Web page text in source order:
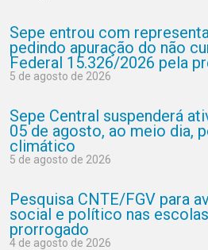
Sepe entrou com
pedindo apuração do não
Federal 15.326/2026 pela
5 de agosto de 2026
Sepe Central suspenderá
05 de agosto, ao meio dia,
climático
5 de agosto de 2026
Pesquisa CNTE/FGV para
social e político nas
prorrogado
4 de agosto de 2026